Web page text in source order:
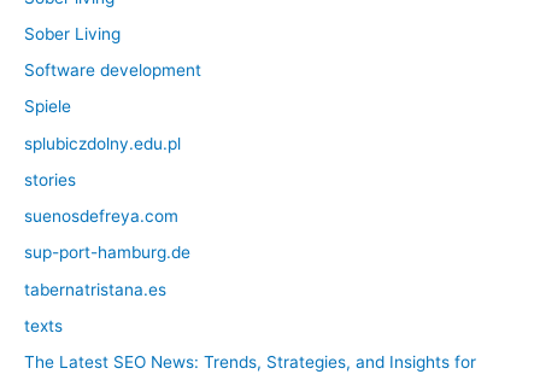
Sober Living
Software development
Spiele
splubiczdolny.edu.pl
stories
suenosdefreya.com
sup-port-hamburg.de
tabernatristana.es
texts
The Latest SEO News: Trends, Strategies, and Insights for